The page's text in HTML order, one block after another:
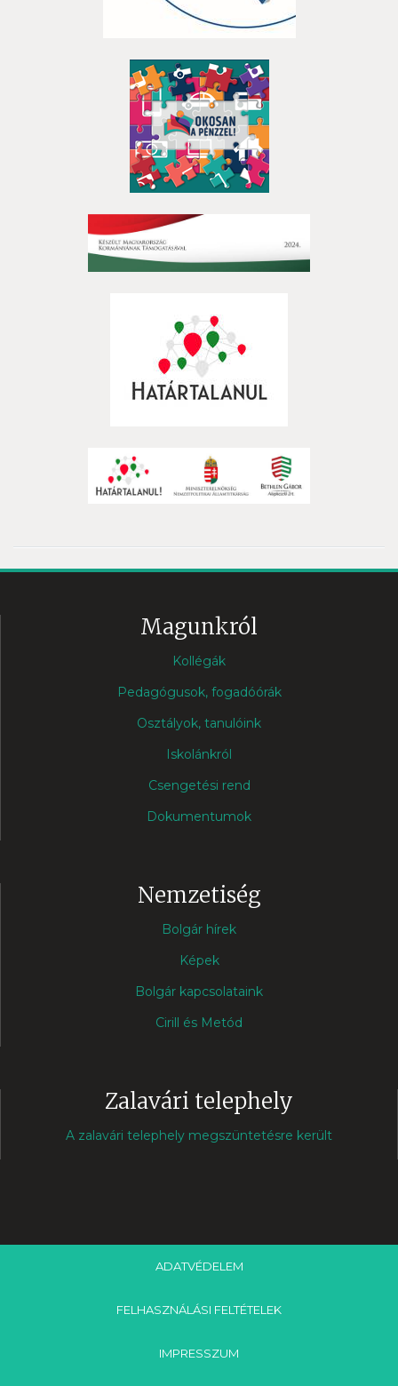
Magunkról
Kollégák
Pedagógusok, fogadóórák
Osztályok, tanulóink
Iskolánkról
Csengetési rend
Dokumentumok
Nemzetiség
Bolgár hírek
Képek
Bolgár kapcsolataink
Cirill és Metód
Zalavári telephely
A zalavári telephely megszüntetésre került
ADATVÉDELEM
FELHASZNÁLÁSI FELTÉTELEK
IMPRESSZUM